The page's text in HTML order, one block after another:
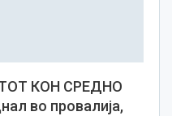
КОН СРЕДНО
во провалија,